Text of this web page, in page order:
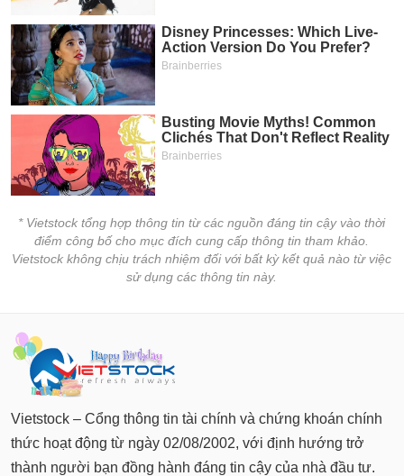
* Vietstock tổng hợp thông tin từ các nguồn đáng tin cậy vào thời
điểm công bố cho mục đích cung cấp thông tin tham khảo.
Vietstock không chịu trách nhiệm đối với bất kỳ kết quả nào từ việc
sử dụng các thông tin này.
Vietstock – Cổng thông tin tài chính và chứng khoán chính
thức hoạt động từ ngày 02/08/2002, với định hướng trở
thành người bạn đồng hành đáng tin cậy của nhà đầu tư.